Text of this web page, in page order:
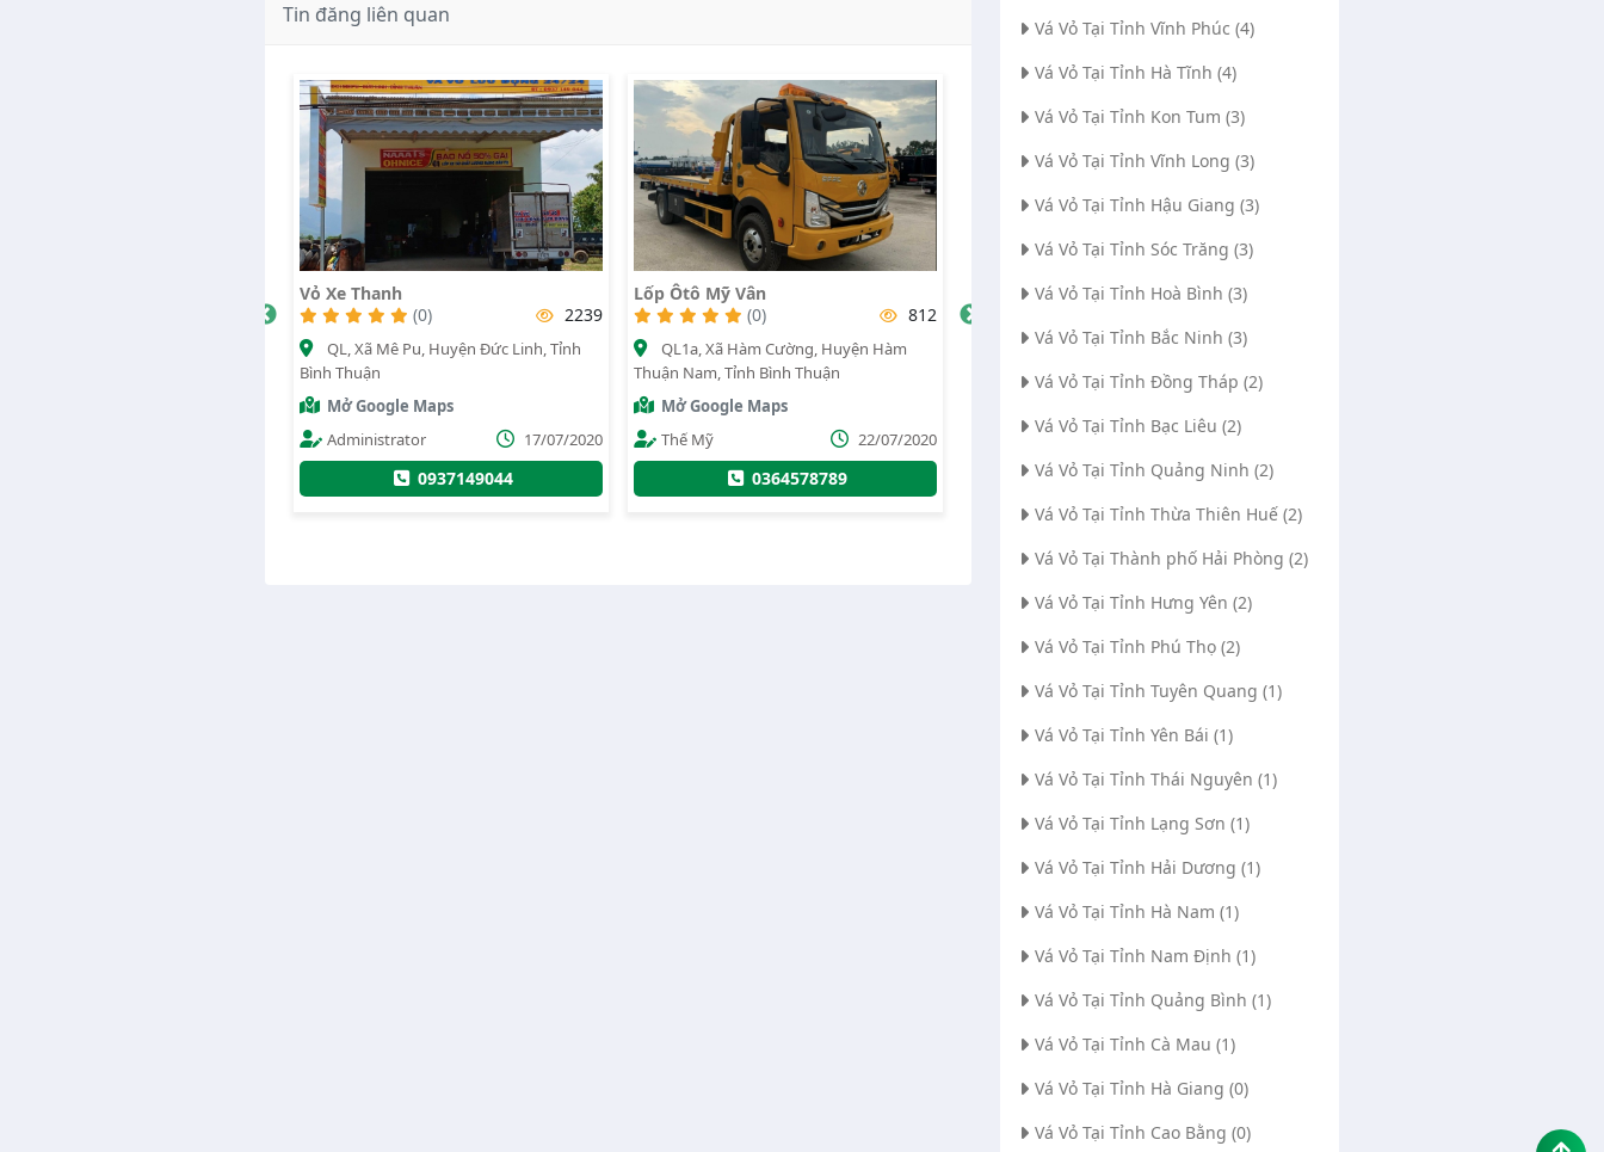
Tin đăng liên quan
2239
Lốp Ôtô Mỹ Vân
(0)
812
QL1a, Xã Hàm Cường, Huyện Hàm
Thuận Nam, Tỉnh Bình Thuận
Mở Google Maps
Thế Mỹ
22/07/2020
0364578789
Vá Vỏ Lưu Động Gia Long Bình
Thuận 24/24
QL 1A, Xã Hàm Đức, Huyện Hàm
Thuận Bắc, Tỉnh Bình Thuận
Administrator
26/09/2022
0944793758
Vá Vỏ Xuân Quỳnh
Quốc lộ 1A, thôn Dân Bình, Xã Hàm
Kiệm, Huyện Hàm Thuận Nam, Tỉnh Bình
Administrator
23/07/2020
0937503406 0346074466
Vá Vỏ Tại Tỉnh Vĩnh Phúc (4)
Vá Vỏ Tại Tỉnh Hà Tĩnh (4)
Vá Vỏ Tại Tỉnh Kon Tum (3)
Vá Vỏ Tại Tỉnh Vĩnh Long (3)
Vá Vỏ Tại Tỉnh Hậu Giang (3)
Vá Vỏ Tại Tỉnh Sóc Trăng (3)
Vá Vỏ Tại Tỉnh Hoà Bình (3)
Vá Vỏ Tại Tỉnh Bắc Ninh (3)
Vá Vỏ Tại Tỉnh Đồng Tháp (2)
Vá Vỏ Tại Tỉnh Bạc Liêu (2)
Vá Vỏ Tại Tỉnh Quảng Ninh (2)
Vá Vỏ Tại Tỉnh Thừa Thiên Huế (2)
Vá Vỏ Tại Thành phố Hải Phòng (2)
Vá Vỏ Tại Tỉnh Hưng Yên (2)
Vá Vỏ Tại Tỉnh Phú Thọ (2)
Vá Vỏ Tại Tỉnh Tuyên Quang (1)
Vá Vỏ Tại Tỉnh Yên Bái (1)
Vá Vỏ Tại Tỉnh Thái Nguyên (1)
Vá Vỏ Tại Tỉnh Lạng Sơn (1)
Vá Vỏ Tại Tỉnh Hải Dương (1)
Vá Vỏ Tại Tỉnh Hà Nam (1)
Vá Vỏ Tại Tỉnh Nam Định (1)
Vá Vỏ Tại Tỉnh Quảng Bình (1)
Vá Vỏ Tại Tỉnh Cà Mau (1)
Vá Vỏ Tại Tỉnh Hà Giang (0)
Vá Vỏ Tại Tỉnh Cao Bằng (0)